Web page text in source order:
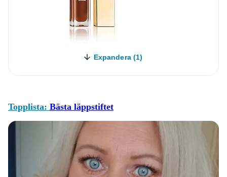
Expandera (1)
Topplista: Bästa läppstiftet